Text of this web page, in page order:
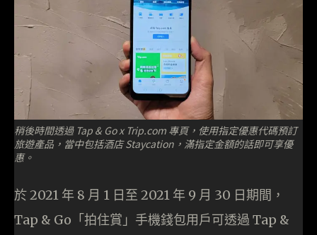
稍後時間透過 Tap & Go x Trip.com 專頁，使用指定優惠代碼預訂
旅遊產品，當中包括酒店 Staycation，滿指定金額的話即可享優
惠。
於 2021 年 8 月 1 日至 2021 年 9 月 30 日期間，
Tap & Go「拍住賞」手機錢包用戶可透過 Tap &